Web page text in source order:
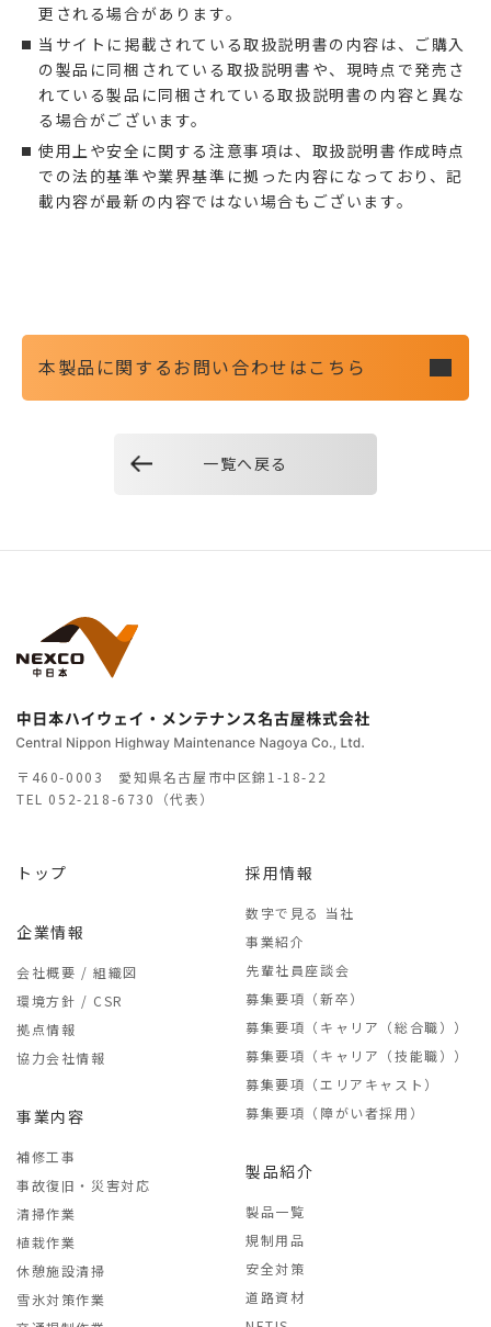
更される場合があります。
当サイトに掲載されている取扱説明書の内容は、ご購入
の製品に同梱されている取扱説明書や、現時点で発売さ
れている製品に同梱されている取扱説明書の内容と異な
る場合がございます。
使用上や安全に関する注意事項は、取扱説明書作成時点
での法的基準や業界基準に拠った内容になっており、記
載内容が最新の内容ではない場合もございます。
本製品に関するお問い合わせはこちら
一覧へ戻る
〒460-0003 愛知県名古屋市中区錦1-18-22
TEL 052-218-6730（代表）
トップ
企業情報
会社概要 / 組織図
環境方針 / CSR
拠点情報
協力会社情報
事業内容
補修工事
事故復旧・災害対応
清掃作業
植栽作業
休憩施設清掃
雪氷対策作業
採用情報
数字で見る 当社
事業紹介
先輩社員座談会
募集要項（新卒）
募集要項（キャリア（総合職））
募集要項（キャリア（技能職））
募集要項（エリアキャスト）
募集要項（障がい者採用）
製品紹介
製品一覧
規制用品
安全対策
道路資材